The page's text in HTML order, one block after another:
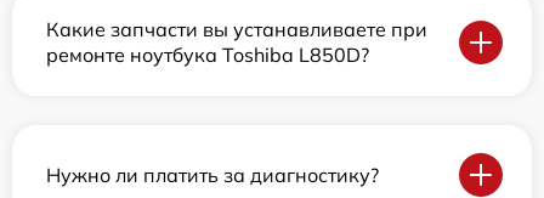
Какие запчасти вы устанавливаете при
ремонте ноутбука Toshiba L850D?
Нужно ли платить за диагностику?